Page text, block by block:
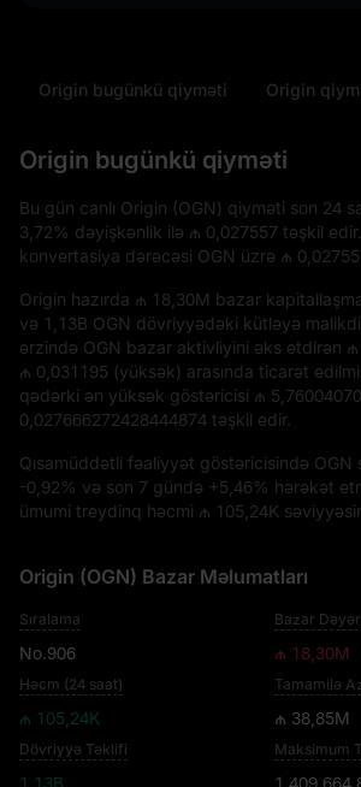
Origin bugünkü qiyməti Origin
Origin bugünkü qiyməti
Bu gün canlı Origin (OGN) qiyməti son 24
3,72% dəyişkənlik ilə ₼ 0,027557 təşkil
konvertasiya dərəcəsi OGN üzrə ₼
Origin hazırda ₼ 18,30M bazar
və 1,13B OGN dövriyyədəki kütləyə
ərzində OGN bazar aktivliyini əks etdirən ₼
₼ 0,031195 (yüksək) arasında ticarət
qədərki ən yüksək göstəricisi ₼
0,027666272428444874 təşkil edir.
Qısamüddətli fəaliyyət göstəricisində OGN
-0,92% və son 7 gündə +5,46% hərəkət
ümumi treydinq həcmi ₼ 105,24K
Origin (OGN) Bazar Məlumatları
Sıralama
No.906
Bazar
₼ 18,30M
Həcm (24 saat)
₼ 105,24K
Tamamilə
₼ 38,85M
Dövriyyə Təklifi
1,13B
Maksimum